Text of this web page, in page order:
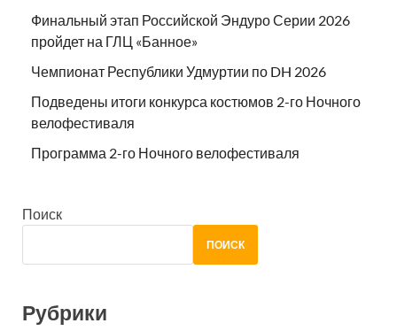
Финальный этап Российской Эндуро Серии 2026
пройдет на ГЛЦ «Банное»
Чемпионат Республики Удмуртии по DH 2026
Подведены итоги конкурса костюмов 2-го Ночного
велофестиваля
Программа 2-го Ночного велофестиваля
Поиск
ПОИСК
Рубрики